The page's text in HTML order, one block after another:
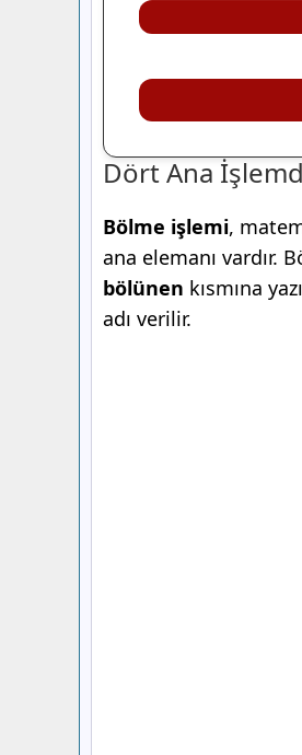
Dört Ana
Bölme işlemi,
ana elemanı vardır.
bölünen kısmına
adı verilir.